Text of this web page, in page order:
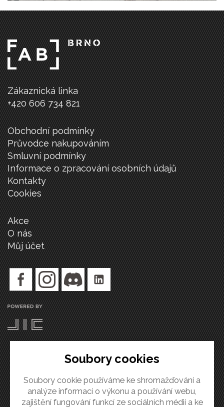
Zákaznická linka
+420 606 734 821
Obchodní podmínky
Průvodce nakupováním
Smluvní podmínky
Informace o zpracování osobních údajů
Kontakty
Cookies
Akce
O nás
Můj účet
Copyright 2020, FabLab Brno.
All Right Reserved.
Soubory cookies
Soubory cookie používáme ke shromažďování a
analýze informací o výkonu a používání webu,
zajištění fungování funkcí ze sociálních médií a ke